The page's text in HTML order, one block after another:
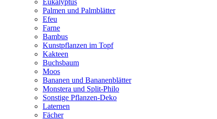
Palmen und Palmblätter
Efeu
Farne
Bambus
Kunstpflanzen im Topf
Kakteen
Buchsbaum
Moos
Bananen und Bananenblätter
Monstera und Split-Philo
Sonstige Pflanzen-Deko
Laternen
Fächer